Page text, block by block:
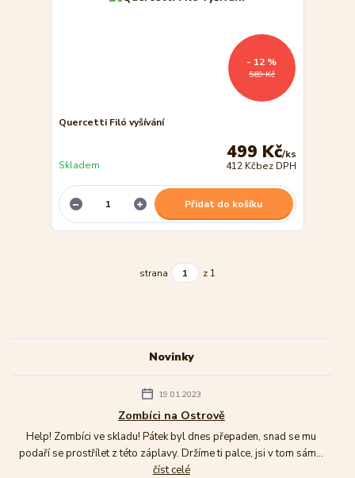
569 Kč
- 12 %
Quercetti Filó vyšívání
499 Kč/ks
412 Kčbez DPH
Skladem
Přidat do košíku
strana z 1
Novinky
19.01.2023
Zombíci na Ostrově
Help! Zombíci ve skladu! Pátek byl dnes přepaden, snad se mu
podaří se prostřílet z této záplavy. Držíme ti palce, jsi v tom sám...
číst celé